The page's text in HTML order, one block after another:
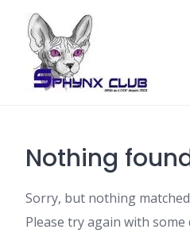
content
Nothing
Sorry, but nothing
Please try again with